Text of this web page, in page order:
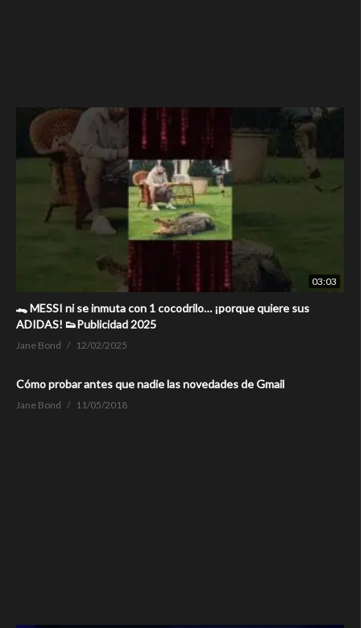
03:03
🐊 MESSI ni se inmuta con 1 cocodrilo… ¡porque quiere sus
ADIDAS! 👟Publicidad 2025
Jane Bond 12/02/2025
Cómo probar antes que nadie las novedades de Gmail
Jane Bond 11/05/2018